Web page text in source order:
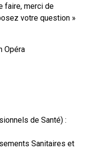
faire, merci de
votre question »
Opéra
de Santé) :
Sanitaires et